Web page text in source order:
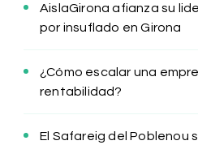
AislaGirona afianza su
por insuflado en Girona
¿Cómo escalar una
rentabilidad?
El Safareig del Poblenou